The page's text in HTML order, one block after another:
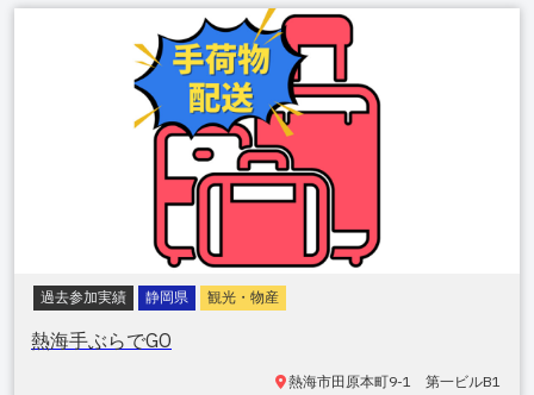
過去参加実績 静岡県 観光・物産
熱海手ぶらでGO
熱海市田原本町9-1 第一ビルB1